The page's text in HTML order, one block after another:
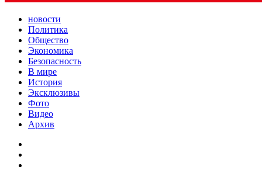
новости
Политика
Общество
Экономика
Безопасность
В мире
История
Эксклюзивы
Фото
Видео
Архив